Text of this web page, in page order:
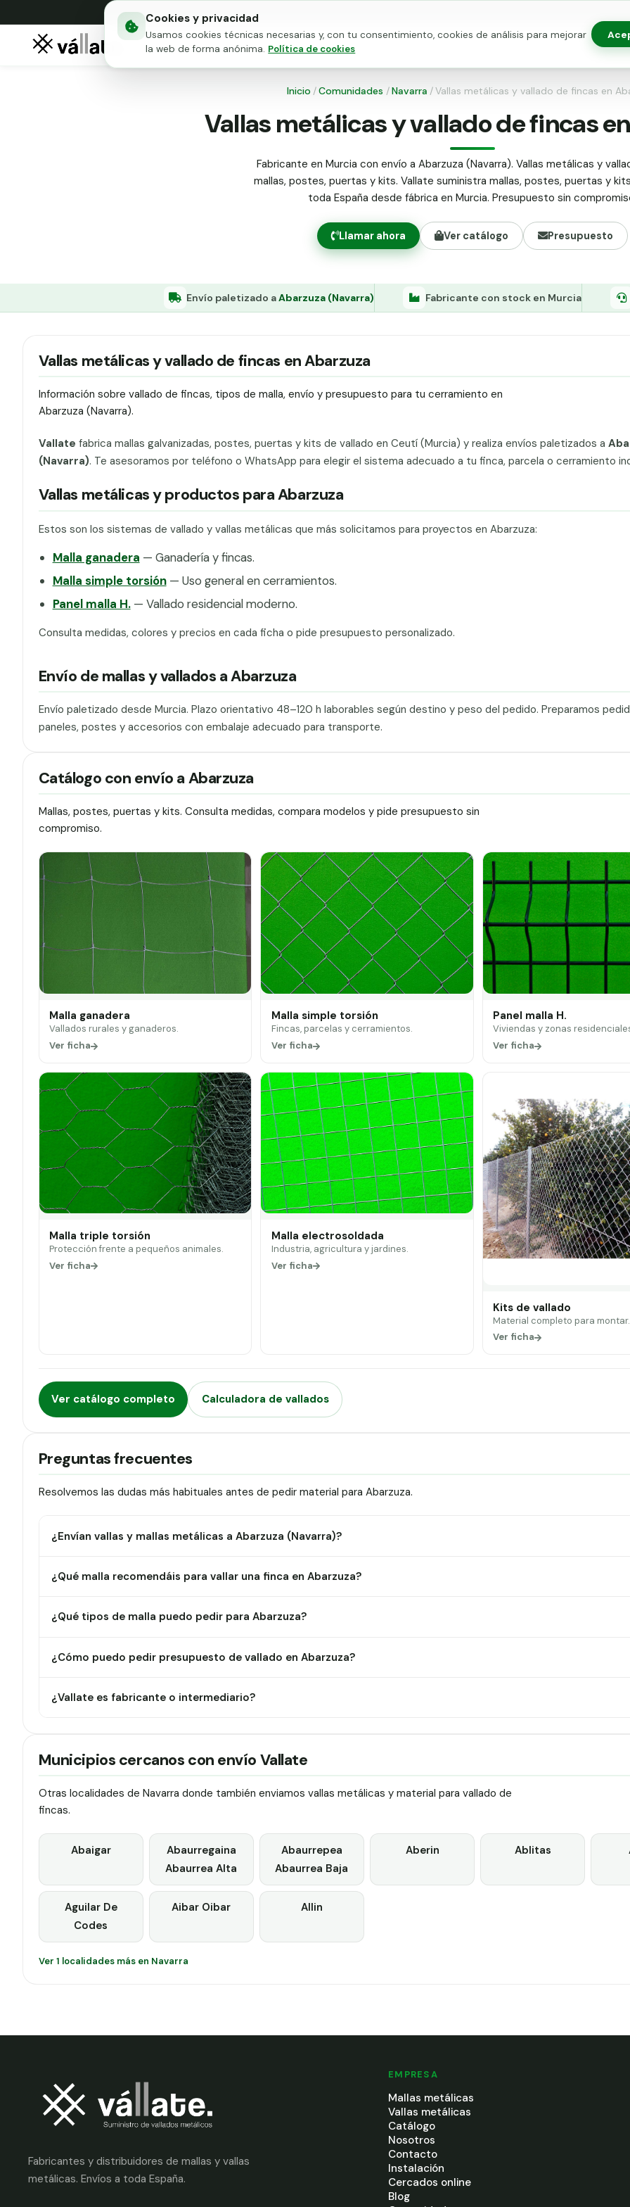
Cookies y privacidad
Usamos cookies técnicas necesarias y, con tu consentimiento, cookies de análisis para mejorar
la web de forma anónima. Política de cookies
Mallas metálicas
Puertas para vallado
Inicio /Comunidades /Navarra /Vallas metálicas y vallado de fincas en
Vallas metálicas y vallado de fincas
Fabricante en Murcia con envío a Abarzuza (Navarra). Vallas metálicas y
mallas, postes, puertas y kits. Vallate suministra mallas, postes, puertas y
toda España desde fábrica en Murcia. Presupuesto sin
Llamar ahora Ver catálogo Presupuesto
Envío paletizado aAbarzuza (Navarra) Fabricante con stock en Murcia
Vallas metálicas y vallado de fincas en Abarzuza
Información sobre vallado de fincas, tipos de malla, envío y presupuesto para tu cerramiento en
Abarzuza (Navarra).
Vallate fabrica mallas galvanizadas, postes, puertas y kits de vallado en Ceutí (Murcia) y realiza envíos paletizados a
(Navarra). Te asesoramos por teléfono o WhatsApp para elegir el sistema adecuado a tu finca, parcela o cerramiento
Vallas metálicas y productos para Abarzuza
Estos son los sistemas de vallado y vallas metálicas que más solicitamos para proyectos en Abarzuza:
Malla ganadera — Ganadería y fincas.
Malla simple torsión— Uso general en cerramientos.
Panel malla H.— Vallado residencial moderno.
Consulta medidas, colores y precios en cada ficha o pide presupuesto personalizado.
Envío de mallas y vallados a Abarzuza
Envío paletizado desde Murcia. Plazo orientativo 48–120 h laborables según destino y peso del pedido. Preparamos
paneles, postes y accesorios con embalaje adecuado para transporte.
Catálogo con envío a Abarzuza
Mallas, postes, puertas y kits. Consulta medidas, compara modelos y pide presupuesto sin
compromiso.
Malla ganadera
Vallados rurales y ganaderos.
Ver ficha
Malla simple torsión
Fincas, parcelas y cerramientos.
Ver ficha
Panel malla H.
Viviendas y zonas
Ver ficha
Malla triple torsión
Protección frente a pequeños animales.
Ver ficha
Malla electrosoldada
Industria, agricultura y jardines.
Ver ficha
Kits de vallado
Material completo para montar.
Ver ficha
Ver catálogo completo Calculadora de vallados
Preguntas frecuentes
Resolvemos las dudas más habituales antes de pedir material para Abarzuza.
¿Envían vallas y mallas metálicas a Abarzuza (Navarra)?
¿Qué malla recomendáis para vallar una finca en Abarzuza?
¿Qué tipos de malla puedo pedir para Abarzuza?
¿Cómo puedo pedir presupuesto de vallado en Abarzuza?
¿Vallate es fabricante o intermediario?
Municipios cercanos con envío Vallate
Otras localidades de Navarra donde también enviamos vallas metálicas y material para vallado de
fincas.
Abaigar
Abaurregaina
Abaurrea Alta
Abaurrepea
Abaurrea Baja
Aberin Ablitas
Aguilar De
Codes
Aibar Oibar Allin
Ver 1 localidades más en Navarra
Fabricantes y distribuidores de mallas y vallas
metálicas. Envíos a toda España.
EMPRESA
Mallas metálicas
Vallas metálicas
Catálogo
Nosotros
Contacto
Instalación
Cercados online
Blog